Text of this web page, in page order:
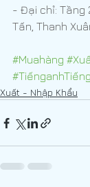
- Đại chỉ: Tầng
Tấn, Thanh
#Muahàng
Xuất - Nhập Khẩu